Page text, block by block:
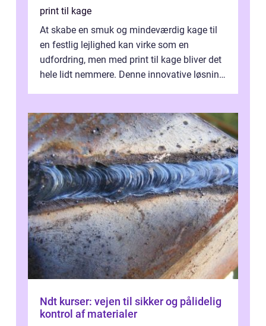
print til kage
At skabe en smuk og mindeværdig kage til
en festlig lejlighed kan virke som en
udfordring, men med print til kage bliver det
hele lidt nemmere. Denne innovative løsning
Ndt kurser: vejen til sikker og pålidelig
kontrol af materialer